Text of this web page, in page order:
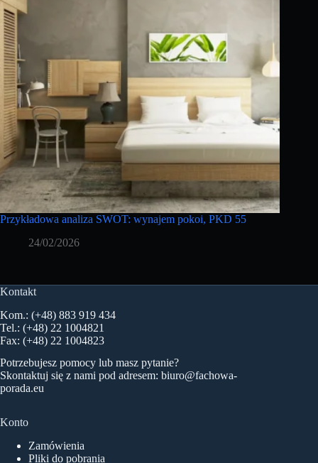
Przykładowa analiza SWOT: wynajem pokoi, PKD 55
24/02/2026
Kontakt
Kom.: (+48) 883 919 434
Tel.: (+48) 22 1004821
Fax: (+48) 22 1004823
Potrzebujesz pomocy lub masz pytanie?
Skontaktuj się z nami pod adresem: biuro@fachowa-
porada.eu
Konto
Zamówienia
Pliki do pobrania